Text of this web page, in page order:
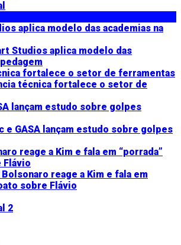
Studios aplica modelo das
técnica fortalece o setor de
e GASA lançam estudo sobre golpes
Bolsonaro reage a Kim e fala em
sobre Flávio